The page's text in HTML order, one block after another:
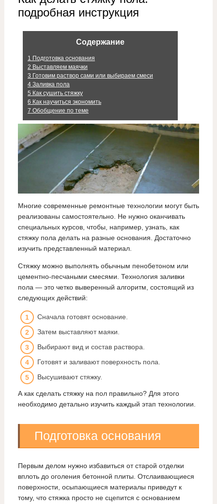
подробная инструкция
Содержание
1 Подготовка основания
2 Выставляем маячки
3 Готовим раствор сами или выбираем смеси
4Заливка пола
5 Как сушить стяжку
6 Как научиться экономить
7 Обобщение по теме
Многие современные ремонтные технологии могут быть
реализованы самостоятельно. Не нужно оканчивать
специальных курсов, чтобы, например, узнать, как
стяжку пола делать на разные основания. Достаточно
изучить представленный материал.
Стяжку можно выполнять обычным пенобетоном или
цементно-песчаными смесями. Технология заливки
пола — это четко выверенный алгоритм, состоящий из
следующих действий:
Сначала готовят основание.
Затем выставляют маяки.
Выбирают вид и состав раствора.
Готовят и заливают поверхность пола.
Высушивают стяжку.
А как сделать стяжку на пол правильно? Для этого
необходимо детально изучить каждый этап технологии.
Подготовка основания
Первым делом нужно избавиться от старой отделки
вплоть до оголения бетонной плиты. Отслаивающиеся
поверхности, осыпающиеся материалы приведут к
тому, что стяжка просто не сцепится с основанием